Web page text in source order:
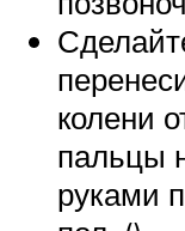
колени
пальцы
руками